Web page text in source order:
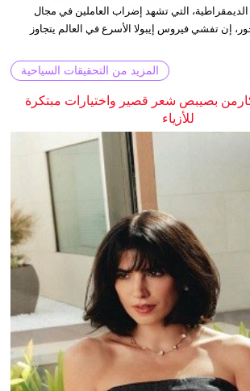
الديمقراطية، التي تشهد إضراب العاملين في مجال
إن تفشي فيروس إيبولا الأسرع في العالم يتجاوز
المزيد من التحقيقات السياحية
بصيبص شعر قصير واختيارات مبتكرة
للأزياء